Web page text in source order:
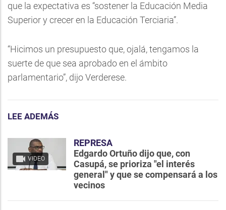
que la expectativa es “sostener la Educación Media
Superior y crecer en la Educación Terciaria”.
“Hicimos un presupuesto que, ojalá, tengamos la
suerte de que sea aprobado en el ámbito
parlamentario”, dijo Verderese.
LEE ADEMÁS
VIDEO
REPRESA
Edgardo Ortuño dijo que, con
Casupá, se prioriza "el interés
general" y que se compensará a los
vecinos